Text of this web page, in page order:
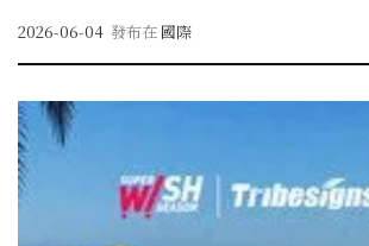
2026-06-04 發布在 國際